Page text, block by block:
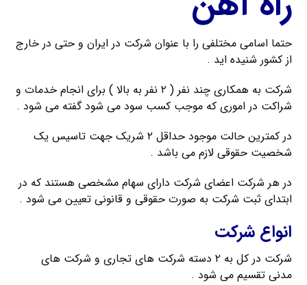
حتما اسامی مختلفی را با عنوان شرکت در ایران و حتی در خارج
از کشور شنیده اید .
شرکت به همکاری چند نفر ( ۲ نفر به بالا ) برای انجام خدمات و
شراکت در اموری که موجب کسب سود می شود گفته می شود .
در کمترین حالت موجود حداقل ۲ شریک جهت تاسیس یک
شخصیت حقوقی لازم می باشد .
در هر شرکت اعضای شرکت دارای سهام مشخصی هستند که در
ابتدای ثبت شرکت به صورت حقوقی و قانونی تعیین می شود .
انواع شرکت
شرکت در کل به ۲ دسته شرکت های تجاری و شرکت های
مدنی تقسیم می شود .